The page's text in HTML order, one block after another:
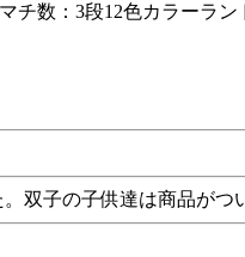
チ数：3段12色カラーラ
双子の子供達は商品が